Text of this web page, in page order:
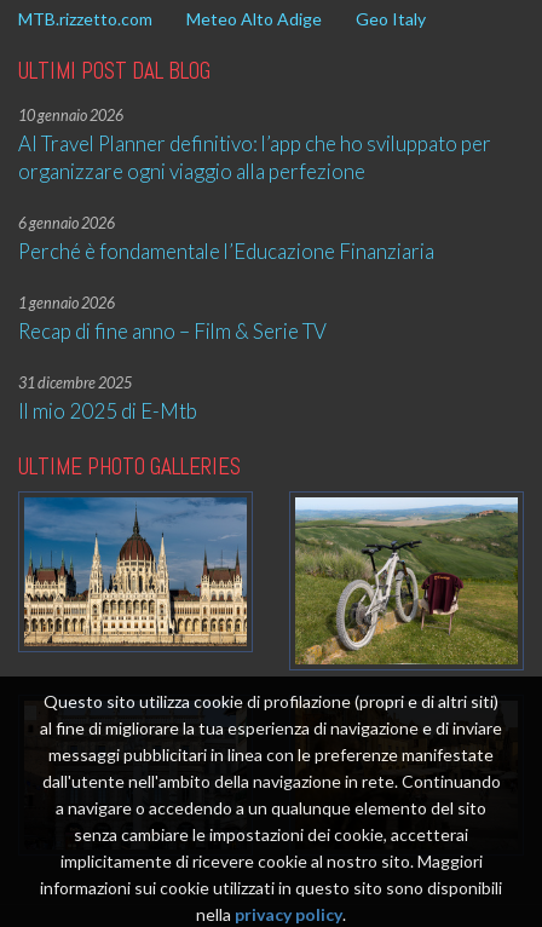
MTB.rizzetto.com
Meteo Alto Adige Geo Italy
ULTIMI POST DAL BLOG
10 gennaio 2026
AI Travel Planner definitivo: l’app che ho sviluppato per
organizzare ogni viaggio alla perfezione
6 gennaio 2026
Perché è fondamentale l’Educazione Finanziaria
1 gennaio 2026
Recap di fine anno – Film & Serie TV
31 dicembre 2025
Il mio 2025 di E-Mtb
ULTIME PHOTO GALLERIES
Questo sito utilizza cookie di profilazione (propri e di altri siti)
al fine di migliorare la tua esperienza di navigazione e di inviare
messaggi pubblicitari in linea con le preferenze manifestate
dall'utente nell'ambito della navigazione in rete. Continuando
a navigare o accedendo a un qualunque elemento del sito
senza cambiare le impostazioni dei cookie, accetterai
implicitamente di ricevere cookie al nostro sito. Maggiori
informazioni sui cookie utilizzati in questo sito sono disponibili
nella privacy policy.